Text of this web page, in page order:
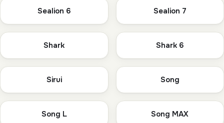
Sealion 6 Sealion 7
Shark Shark 6
Sirui Song
Song L Song MAX